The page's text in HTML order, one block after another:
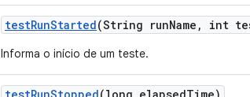
testRunStarted(String runName , int
Informa o início de um teste.